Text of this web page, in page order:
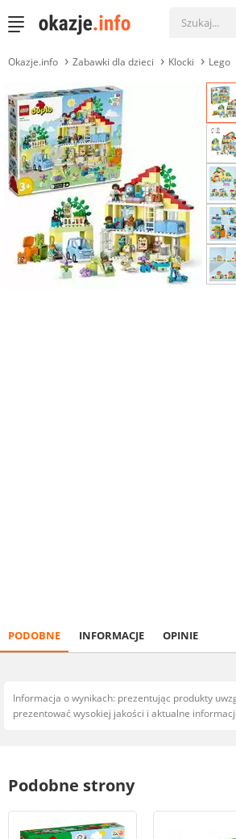
Okazje.info Zabawki dla dzieci Klocki Lego
PODOBNE INFORMACJE OPINIE
Informacja o wynikach: prezentując produkty
prezentować wysokiej jakości i aktualne
Podobne strony